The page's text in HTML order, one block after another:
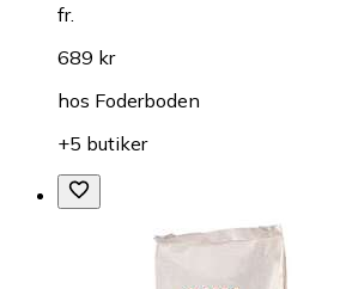
fr.
689 kr
hos Foderboden
+5 butiker